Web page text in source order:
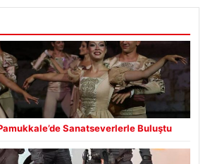
Sanatseverlerle Buluştu